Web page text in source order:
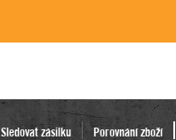
Sledovat zásilku Porovnání zboží